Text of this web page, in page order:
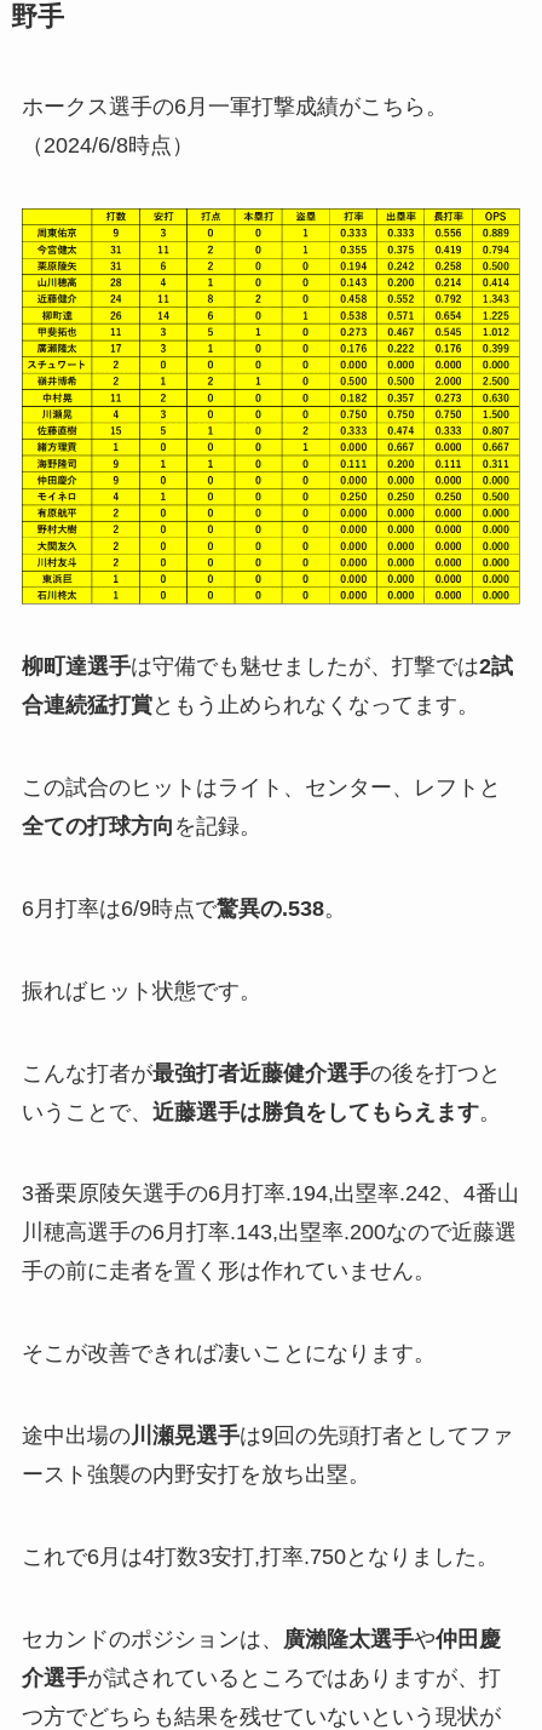
野手
ホークス選手の6月一軍打撃成績がこちら。
（2024/6/8時点）
柳町達選手は守備でも魅せましたが、打撃では2試
合連続猛打賞ともう止められなくなってます。
この試合のヒットはライト、センター、レフトと
全ての打球方向 を記録。
6月打率は6/9時点で驚異の.538。
振ればヒット状態です。
こんな打者が最強打者近藤健介選手の後を打つと
いうことで、 近藤選手は勝負をしてもらえます。
3番栗原陵矢選手の6月打率.194,出塁率.242、4番山
川穂高選手の6月打率.143,出塁率.200なので近藤選
手の前に走者を置く形は作れていません。
そこが改善できれば凄いことになります。
途中出場の川瀬晃選手は9回の先頭打者としてファ
ースト強襲の内野安打を放ち出塁。
これで6月は4打数3安打,打率.750となりました。
セカンドのポジションは、 廣瀨隆太選手や仲田慶
介選手が試されているところではありますが、打
つ方でどちらも結果を残せていないという現状が